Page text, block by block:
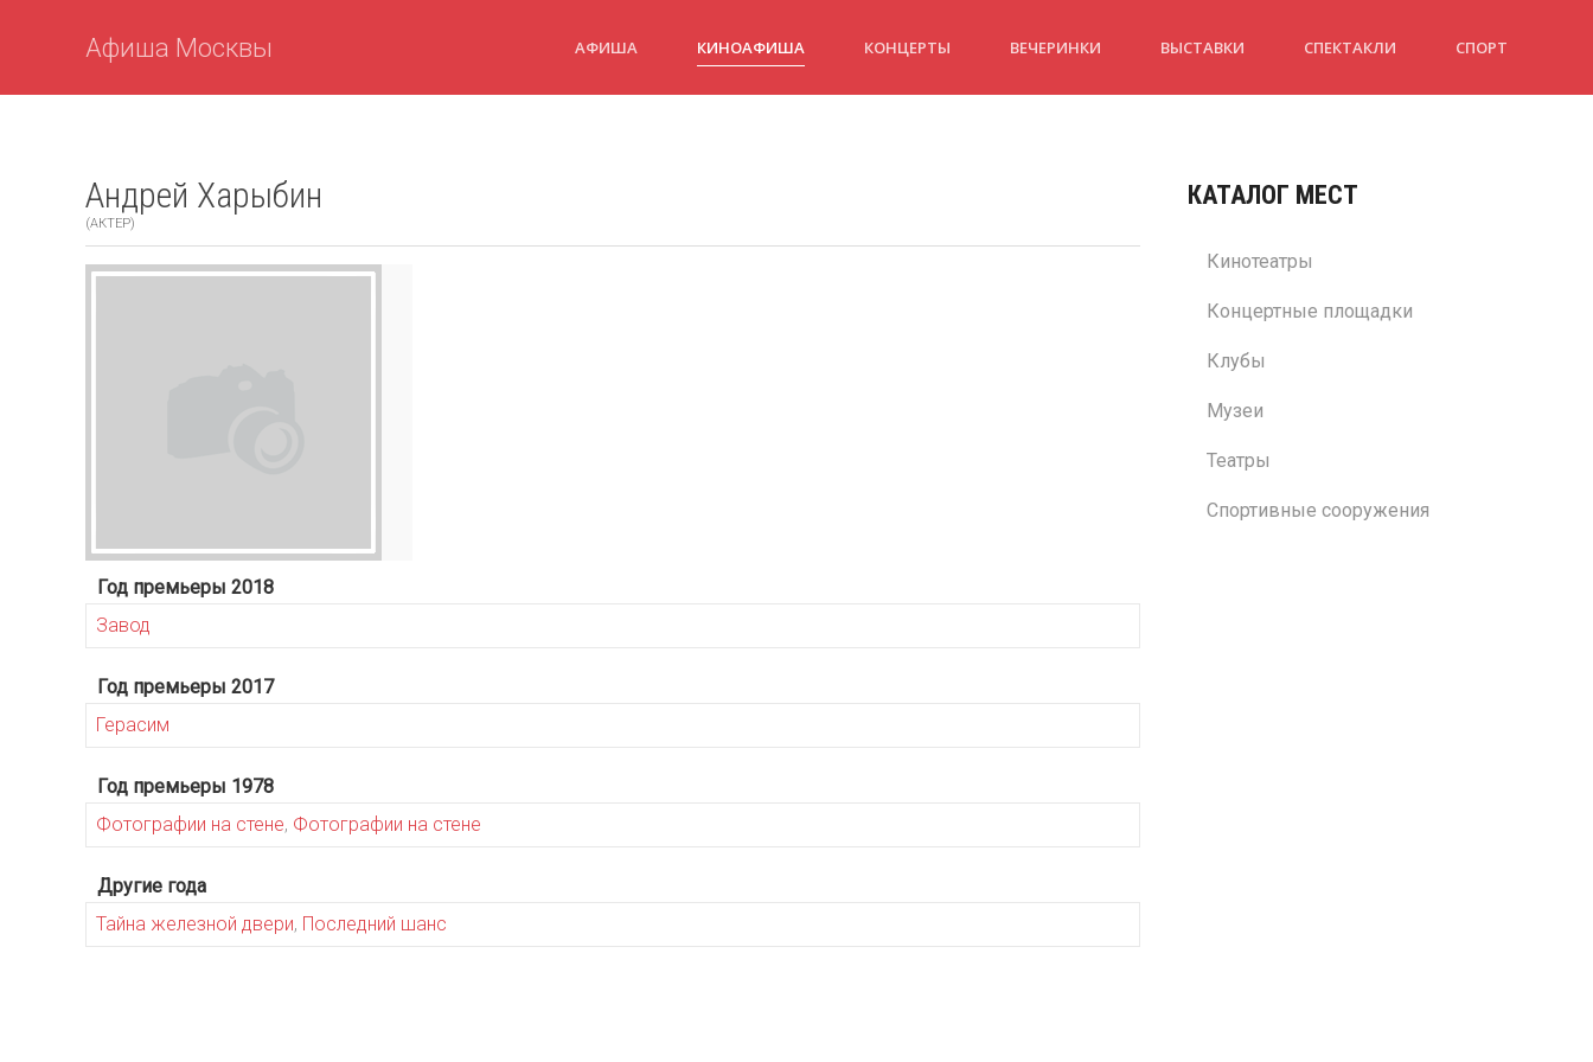
Афиша Москвы АФИША КИНОАФИША КОНЦЕРТЫ ВЕЧЕРИНКИ ВЫСТАВКИ СПЕКТАКЛИ СПОРТ
Андрей Харыбин
(АКТЕР)
Год премьеры 2018
Завод
Год премьеры 2017
Герасим
Год премьеры 1978
Фотографии на стене, Фотографии на стене
Другие года
Тайна железной двери, Последний шанс
КАТАЛОГ МЕСТ
Кинотеатры
Концертные площадки
Клубы
Музеи
Театры
Спортивные сооружения